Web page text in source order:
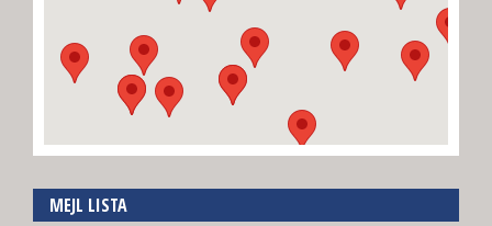
MEJL LISTA